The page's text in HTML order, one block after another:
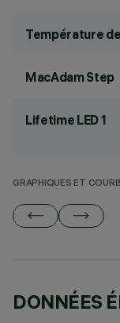
Température
MacAdam Step
Lifetime LED 1
GRAPHIQUES ET
DONNÉES